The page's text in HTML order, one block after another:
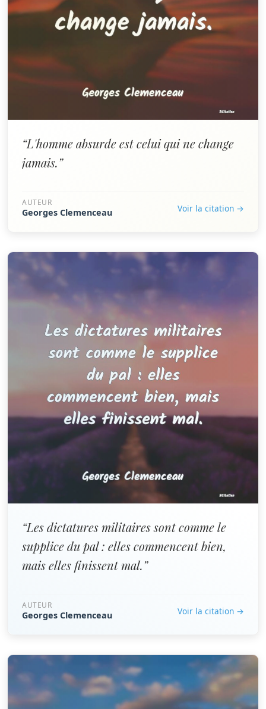
“L'homme absurde est celui qui ne change
jamais.”
AUTEUR
Georges Clemenceau Voir la citation →
“Les dictatures militaires sont comme le
supplice du pal : elles commencent bien,
mais elles finissent mal.”
AUTEUR
Georges Clemenceau Voir la citation →